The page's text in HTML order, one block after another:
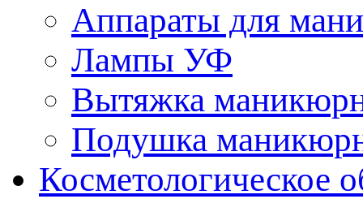
Аппараты для
Лампы УФ
Вытяжка
Подушка
Косметологическое